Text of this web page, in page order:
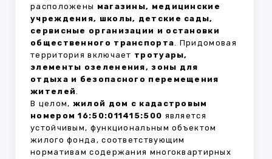
расположены магазины, медицинские
учреждения, школы, детские сады,
сервисные организации и остановки
общественного транспорта. Придомовая
территория включает тротуары,
элементы озеленения, зоны для
отдыха и безопасного перемещения
жителей.
В целом, жилой дом с кадастровым
номером 16:50:011415:500 является
устойчивым, функциональным объектом
жилого фонда, соответствующим
нормативам содержания многоквартирных